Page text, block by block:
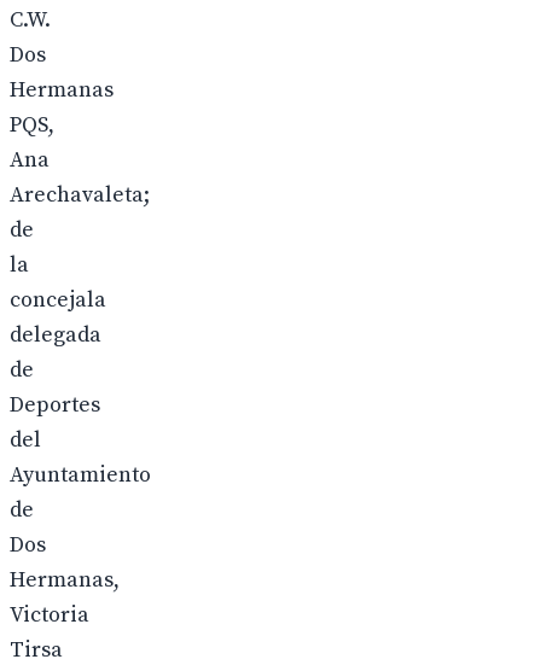
C.W.
Dos
Hermanas
PQS,
Ana
Arechavaleta;
de
la
concejala
delegada
de
Deportes
del
Ayuntamiento
de
Dos
Hermanas,
Victoria
Tirsa